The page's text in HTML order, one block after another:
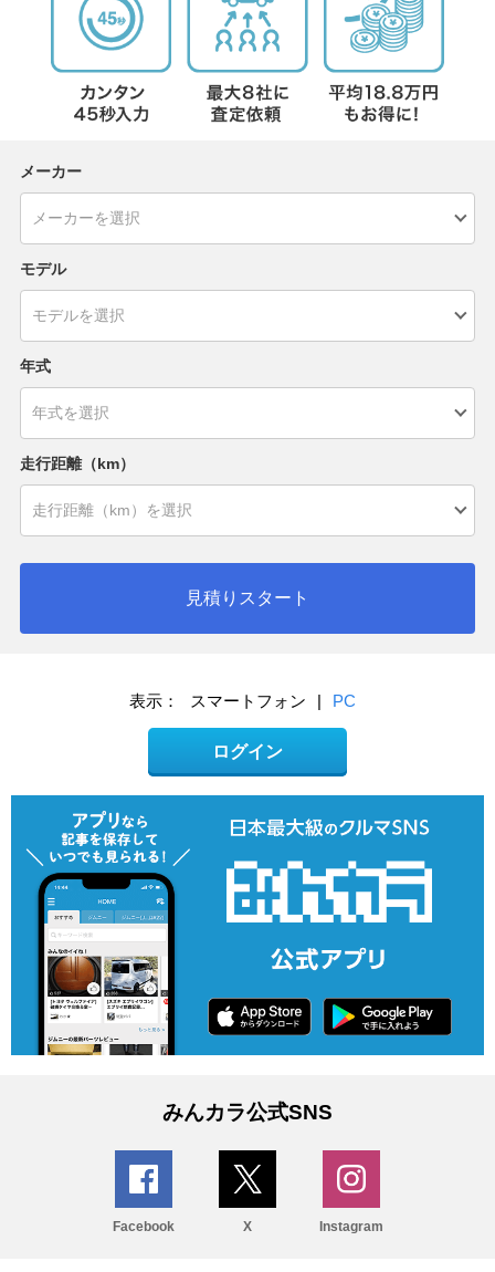
メーカー
モデル
年式
走行距離（km）
見積りスタート
表示： スマートフォン | PC
ログイン
みんカラ公式SNS
Facebook X Instagram